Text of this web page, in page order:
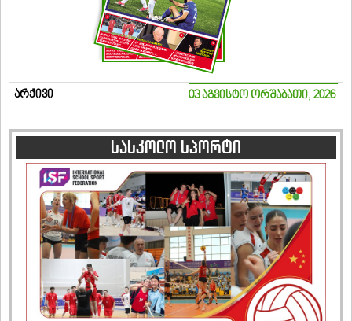
არქივი 03 აგვისტო ორშაბათი, 2026
სასკოლო სპორტი